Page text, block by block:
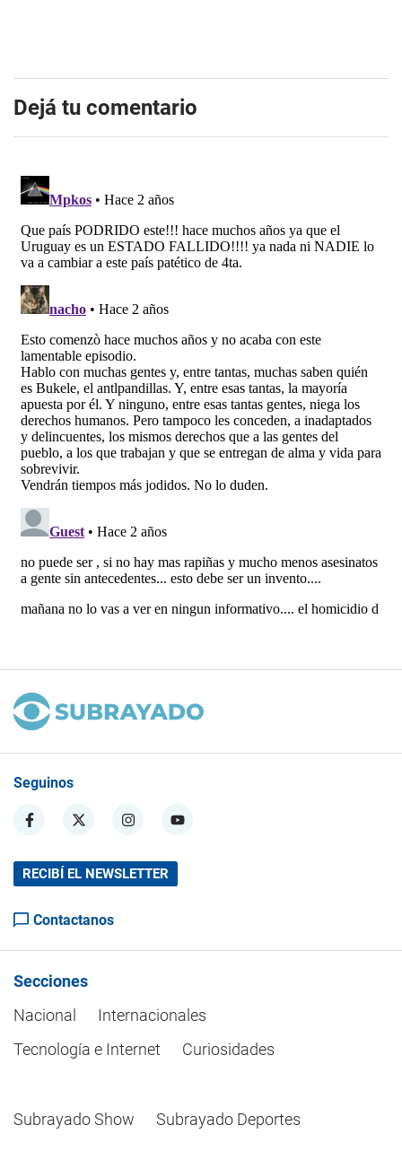
Dejá tu comentario
Seguinos
RECIBÍ EL NEWSLETTER
Contactanos
Secciones
Nacional
Internacionales
Tecnología e Internet
Curiosidades
Subrayado Show Subrayado Deportes